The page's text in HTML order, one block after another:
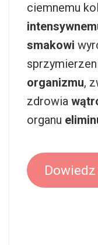
ciemnemu
smakowi
organizmu,
zdrowia
organu